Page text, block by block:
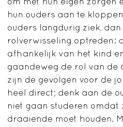
hun ouders aan te
ouders langdurig ziek,
rolverwisseling optreden:
afhankelijk van het kind
gaandeweg de rol van de
zijn de gevolgen voor de
heel direct; denk aan de
niet gaan studeren omdat
draaiende moet houden.